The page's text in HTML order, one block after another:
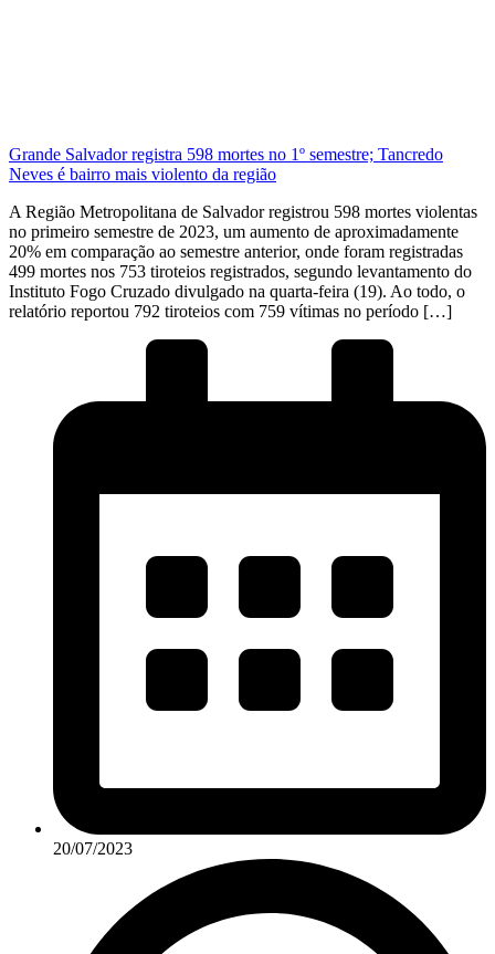
Grande Salvador registra 598 mortes no 1º semestre; Tancredo
Neves é bairro mais violento da região
A Região Metropolitana de Salvador registrou 598 mortes violentas
no primeiro semestre de 2023, um aumento de aproximadamente
20% em comparação ao semestre anterior, onde foram registradas
499 mortes nos 753 tiroteios registrados, segundo levantamento do
Instituto Fogo Cruzado divulgado na quarta-feira (19). Ao todo, o
relatório reportou 792 tiroteios com 759 vítimas no período […]
20/07/2023